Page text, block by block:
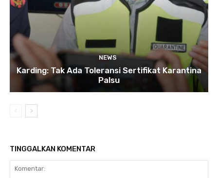
NEWS
Karding: Tak Ada Toleransi Sertifikat Karantina
Palsu
TINGGALKAN KOMENTAR